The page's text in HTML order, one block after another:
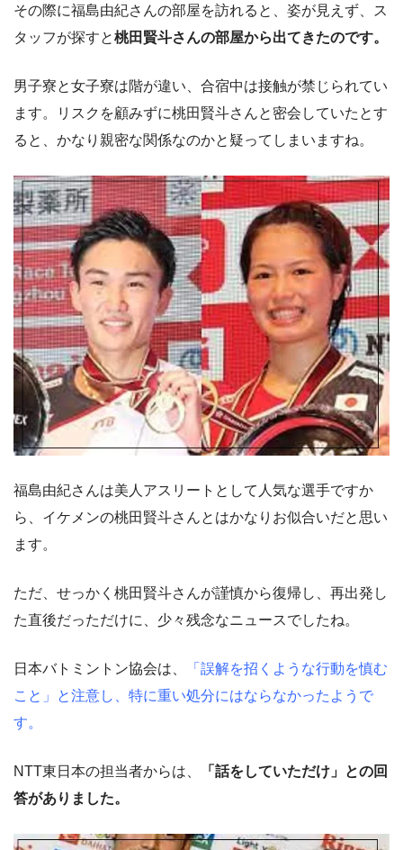
その際に福島由紀さんの部屋を訪れると、姿が見えず、ス
タッフが探すと桃田賢斗さんの部屋から出てきたのです。
男子寮と女子寮は階が違い、合宿中は接触が禁じられてい
ます。リスクを顧みずに桃田賢斗さんと密会していたとす
ると、かなり親密な関係なのかと疑ってしまいますね。
福島由紀さんは美人アスリートとして人気な選手ですか
ら、イケメンの桃田賢斗さんとはかなりお似合いだと思い
ます。
ただ、せっかく桃田賢斗さんが謹慎から復帰し、再出発し
た直後だっただけに、少々残念なニュースでしたね。
日本バトミントン協会は、
「誤解を招くような行動を慎む
こと」と注意し、特に重い処分にはならなかったようで
す。
NTT東日本の担当者からは、
「話をしていただけ」との回
答がありました。